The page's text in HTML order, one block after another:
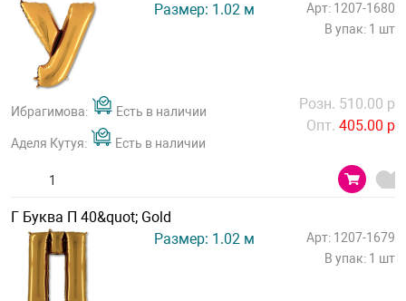
Размер: 1.02 м
Арт: 1207-1680
В упак: 1 шт
Ибрагимова: Есть в наличии
Аделя Кутуя: Есть в наличии
Розн. 510.00 р
Опт. 405.00 р
Г Буква П 40&quot; Gold
Размер: 1.02 м
Арт: 1207-1679
В упак: 1 шт